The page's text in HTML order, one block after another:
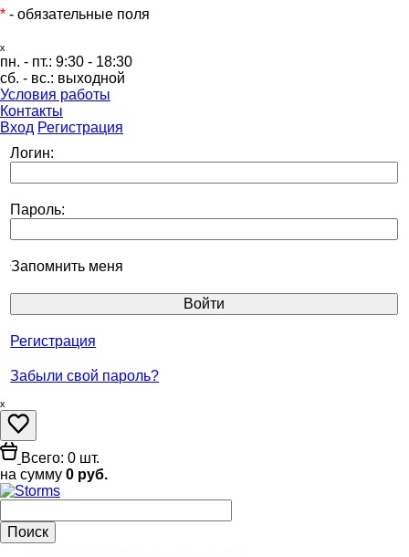
* - обязательные поля
ₓ
пн. - пт.: 9:30 - 18:30
сб. - вс.: выходной
Условия работы
Контакты
Вход Регистрация
Логин:
Пароль:
Запомнить меня
Регистрация
Забыли свой пароль?
ₓ
Всего: 0 шт.
на сумму 0 руб.